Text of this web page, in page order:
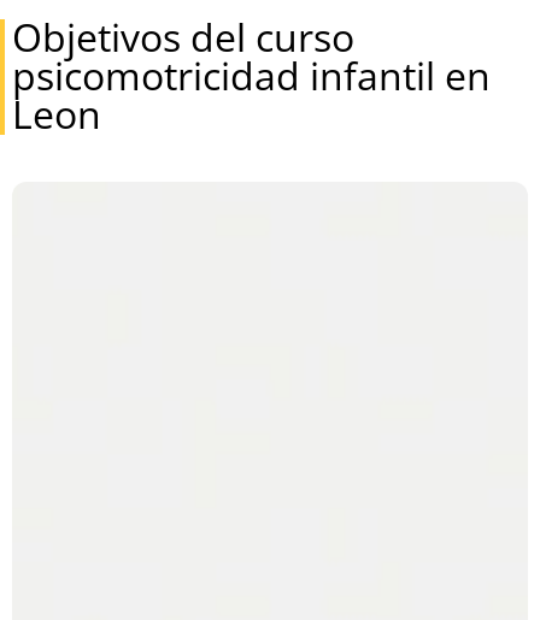
Objetivos del curso
psicomotricidad infantil en
Leon